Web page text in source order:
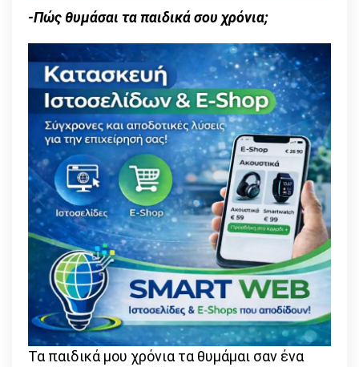
με
κρατάει
σε
ισορροπία
μαζί
με
τη
μουσική»
-Πώς θυμάσαι τα παιδικά σου χρόνια;
Τα παιδικά μου χρόνια τα θυμάμαι σαν ένα